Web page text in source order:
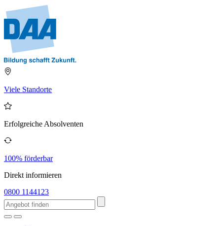
Viele Standorte
Erfolgreiche Absolventen
100% förderbar
Direkt informieren
0800 1144123